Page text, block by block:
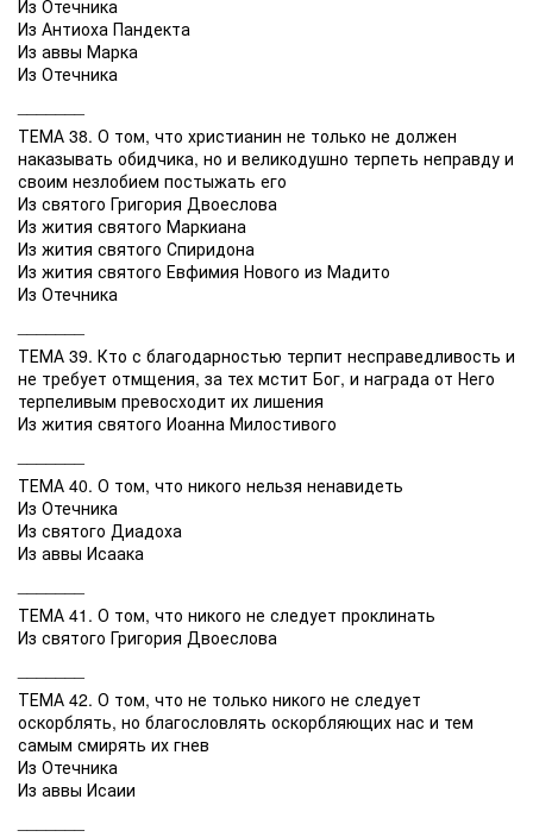
Из Отечника
Из Антиоха Пандекта
Из аввы Марка
Из Отечника
ТЕМА 38. О том, что христианин не только не должен
наказывать обидчика, но и великодушно терпеть неправду и
своим незлобием постыжать его
Из святого Григория Двоеслова
Из жития святого Маркиана
Из жития святого Спиридона
Из жития святого Евфимия Нового из Мадито
Из Отечника
ТЕМА 39. Кто с благодарностью терпит несправедливость и
не требует отмщения, за тех мстит Бог, и награда от Него
терпеливым превосходит их лишения
Из жития святого Иоанна Милостивого
ТЕМА 40. О том, что никого нельзя ненавидеть
Из Отечника
Из святого Диадоха
Из аввы Исаака
ТЕМА 41. О том, что никого не следует проклинать
Из святого Григория Двоеслова
ТЕМА 42. О том, что не только никого не следует
оскорблять, но благословлять оскорбляющих нас и тем
самым смирять их гнев
Из Отечника
Из аввы Исаии